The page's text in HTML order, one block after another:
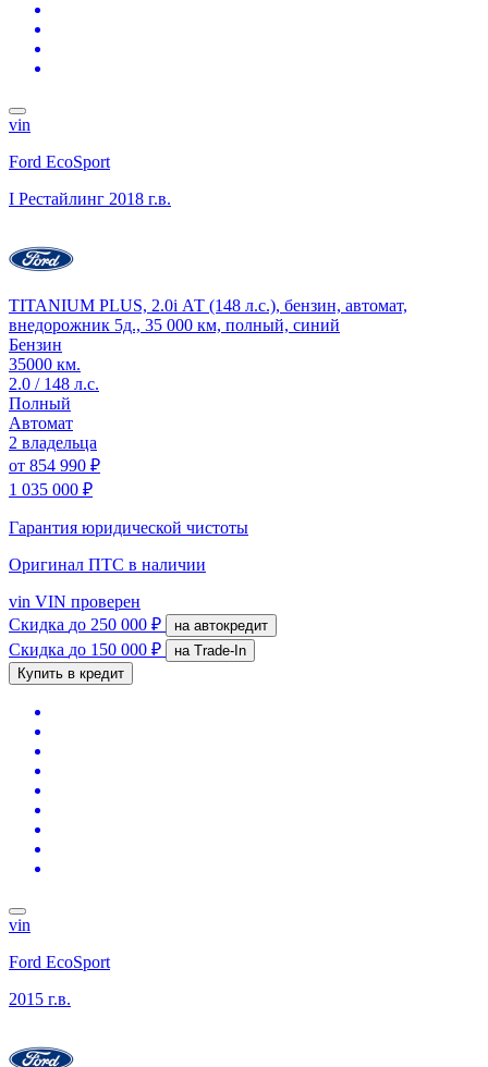
vin
Ford EcoSport
I Рестайлинг 2018 г.в.
TITANIUM PLUS, 2.0i АТ (148 л.с.), бензин, автомат,
внедорожник 5д., 35 000 км, полный, синий
Бензин
35000 км.
2.0 / 148 л.с.
Полный
Автомат
2 владельца
от 854 990 ₽
1 035 000 ₽
Гарантия юридической чистоты
Оригинал ПТС в наличии
vin VIN проверен
Скидка до 250 000 ₽ на автокредит
Скидка до 150 000 ₽
на Trade-In
Купить в кредит
vin
Ford EcoSport
2015 г.в.